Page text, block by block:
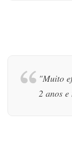
"Muito
2 anos